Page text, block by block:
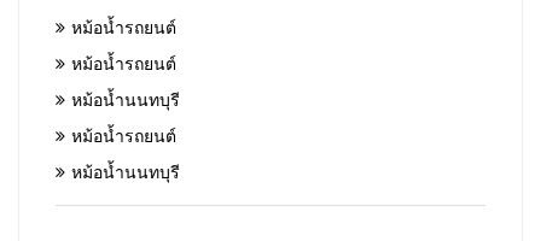
หม้อน้ำรถยนต์
หม้อน้ำรถยนต์
หม้อน้ำนนทบุรี
หม้อน้ำรถยนต์
หม้อน้ำนนทบุรี